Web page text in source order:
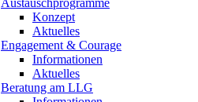
Austauschprogramme
Konzept
Aktuelles
Engagement & Courage
Informationen
Aktuelles
Beratung am LLG